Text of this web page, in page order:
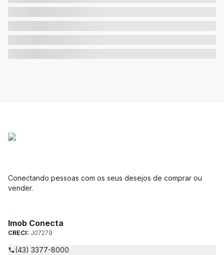
Conectando pessoas com os seus desejos de comprar ou
vender.
Imob Conecta
CRECI: J07279
(43) 3377-8000